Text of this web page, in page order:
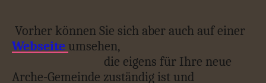
Vorher können Sie sich aber auch auf einer
Webseite umsehen,
die eigens für Ihre neue
Arche-Gemeinde zuständig ist und